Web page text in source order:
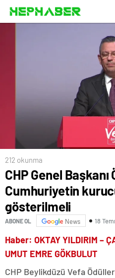
212 okunma
CHP Genel Başkanı
Cumhuriyetin
gösterilmeli
ABONE OL News 18
Haber: OKTAY YILDIRIM –
UMUT EMRE GÖKBULUT
CHP Beylikdüzü Vefa